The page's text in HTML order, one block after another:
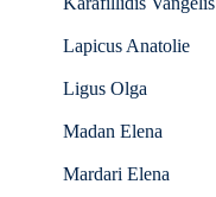
Lapicus Anatolie
Ligus Olga
Madan Elena
Mardari Elena